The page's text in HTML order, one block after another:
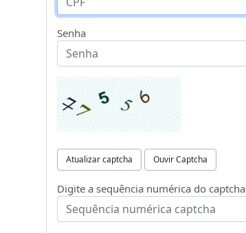
Senha
Atualizar captcha Ouvir Captcha
Digite a sequência numérica do captcha